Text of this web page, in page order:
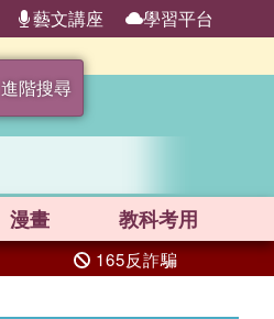
藝文講座 學習平台
進階搜尋
漫畫 教科考用
165反詐騙